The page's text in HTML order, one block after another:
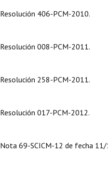
Resolución 406-PCM-2010.
Resolución 008-PCM-2011.
Resolución 258-PCM-2011.
Resolución 017-PCM-2012.
Nota 69-SCICM-12 de fecha